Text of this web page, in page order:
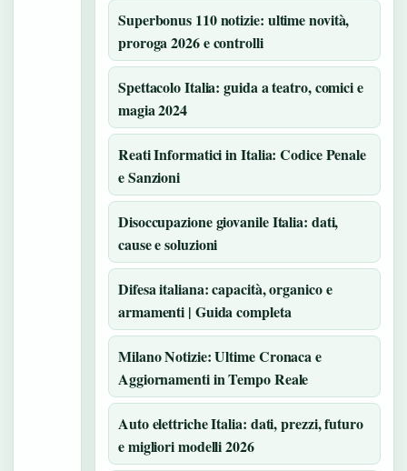
Superbonus 110 notizie: ultime novità,
proroga 2026 e controlli
Spettacolo Italia: guida a teatro, comici e
magia 2024
Reati Informatici in Italia: Codice Penale
e Sanzioni
Disoccupazione giovanile Italia: dati,
cause e soluzioni
Difesa italiana: capacità, organico e
armamenti | Guida completa
Milano Notizie: Ultime Cronaca e
Aggiornamenti in Tempo Reale
Auto elettriche Italia: dati, prezzi, futuro
e migliori modelli 2026